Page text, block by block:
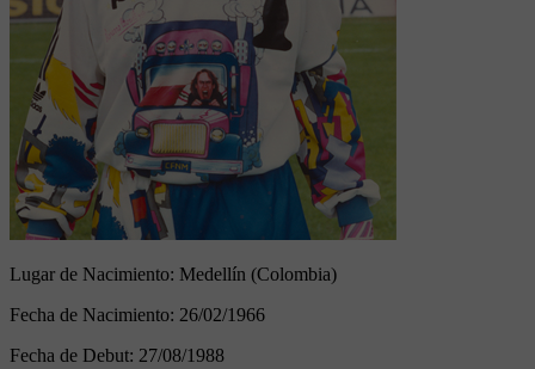
Lugar de Nacimiento: Medellín (Colombia)
Fecha de Nacimiento: 26/02/1966
Fecha de Debut: 27/08/1988